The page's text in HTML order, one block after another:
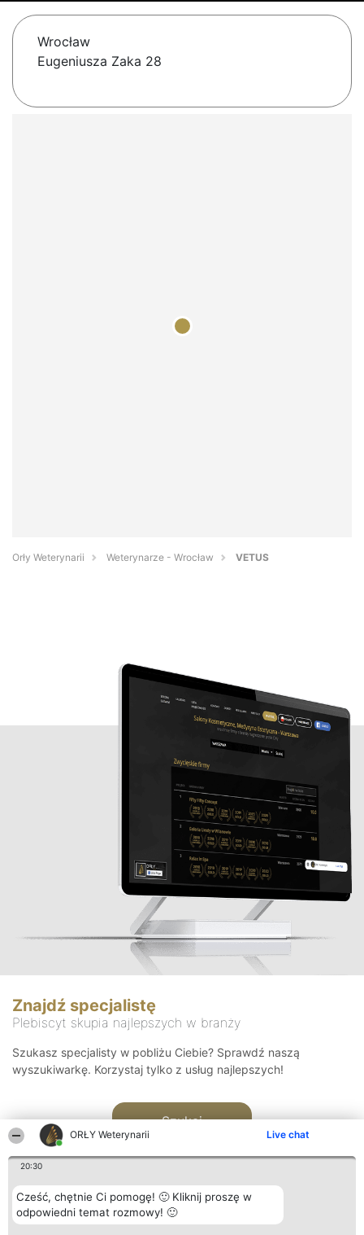
ORŁY Weterynarii Live chat
20:30
Cześć, chętnie Ci pomogę! 🙂 Kliknij proszę w
odpowiedni temat rozmowy! 🙂
Wrocław
Eugeniusza Zaka 28
Orły Weterynarii Weterynarze - Wrocław VETUS
Znajdź specjalistę
Plebiscyt skupia najlepszych w branży
Szukasz specjalisty w pobliżu Ciebie? Sprawdź naszą
wyszukiwarkę. Korzystaj tylko z usług najlepszych!
Szukaj